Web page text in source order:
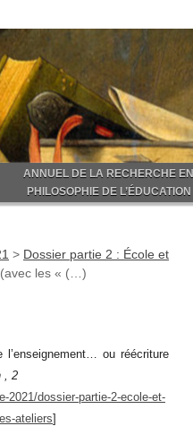
ANNUEL DE LA RECHERCHE EN
PHILOSOPHIE DE L’ÉDUCATION
> Dossier partie 2 : École et
(avec les « (…)
l’enseignement… ou réécriture
, 2
2021/dossier-partie-2-ecole-et-
ateliers]